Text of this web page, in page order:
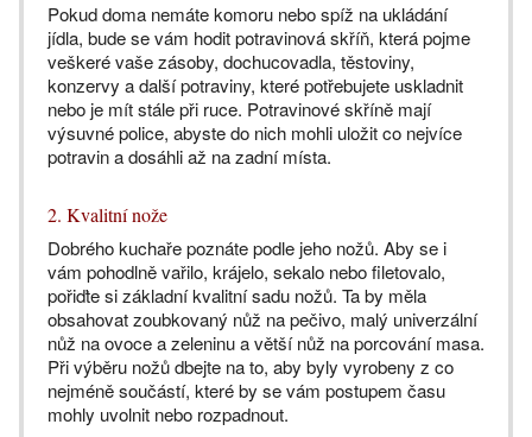
Pokud doma nemáte komoru nebo spíž na ukládání
jídla, bude se vám hodit potravinová skříň, která pojme
veškeré vaše zásoby, dochucovadla, těstoviny,
konzervy a další potraviny, které potřebujete uskladnit
nebo je mít stále při ruce. Potravinové skříně mají
výsuvné police, abyste do nich mohli uložit co nejvíce
potravin a dosáhli až na zadní místa.
2. Kvalitní nože
Dobrého kuchaře poznáte podle jeho nožů. Aby se i
vám pohodlně vařilo, krájelo, sekalo nebo filetovalo,
pořiďte si základní kvalitní sadu nožů. Ta by měla
obsahovat zoubkovaný nůž na pečivo, malý univerzální
nůž na ovoce a zeleninu a větší nůž na porcování masa.
Při výběru nožů dbejte na to, aby byly vyrobeny z co
nejméně součástí, které by se vám postupem času
mohly uvolnit nebo rozpadnout.